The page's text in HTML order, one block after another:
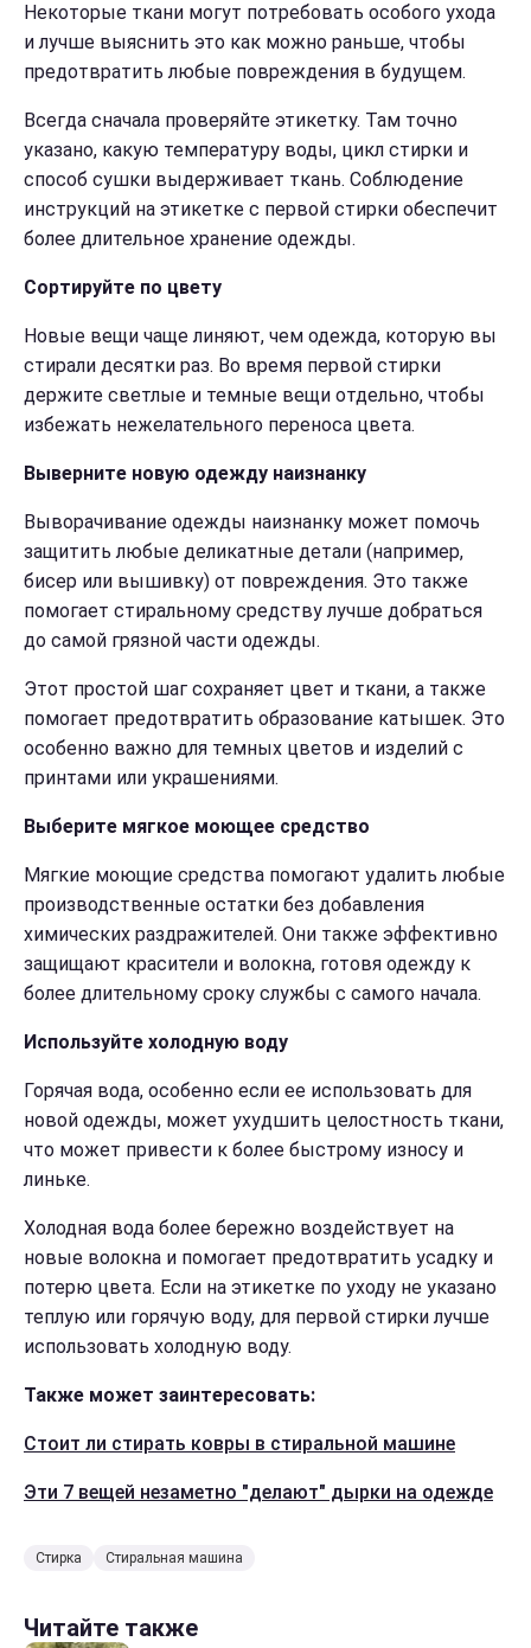
Некоторые ткани могут потребовать особого ухода
и лучше выяснить это как можно раньше, чтобы
предотвратить любые повреждения в будущем.
Всегда сначала проверяйте этикетку. Там точно
указано, какую температуру воды, цикл стирки и
способ сушки выдерживает ткань. Соблюдение
инструкций на этикетке с первой стирки обеспечит
более длительное хранение одежды.
Сортируйте по цвету
Новые вещи чаще линяют, чем одежда, которую вы
стирали десятки раз. Во время первой стирки
держите светлые и темные вещи отдельно, чтобы
избежать нежелательного переноса цвета.
Выверните новую одежду наизнанку
Выворачивание одежды наизнанку может помочь
защитить любые деликатные детали (например,
бисер или вышивку) от повреждения. Это также
помогает стиральному средству лучше добраться
до самой грязной части одежды.
Этот простой шаг сохраняет цвет и ткани, а также
помогает предотвратить образование катышек. Это
особенно важно для темных цветов и изделий с
принтами или украшениями.
Выберите мягкое моющее средство
Мягкие моющие средства помогают удалить любые
производственные остатки без добавления
химических раздражителей. Они также эффективно
защищают красители и волокна, готовя одежду к
более длительному сроку службы с самого начала.
Используйте холодную воду
Горячая вода, особенно если ее использовать для
новой одежды, может ухудшить целостность ткани,
что может привести к более быстрому износу и
линьке.
Холодная вода более бережно воздействует на
новые волокна и помогает предотвратить усадку и
потерю цвета. Если на этикетке по уходу не указано
теплую или горячую воду, для первой стирки лучше
использовать холодную воду.
Также может заинтересовать:
Стоит ли стирать ковры в стиральной машине
Эти 7 вещей незаметно "делают" дырки на одежде
Стирка Стиральная машина
Читайте также